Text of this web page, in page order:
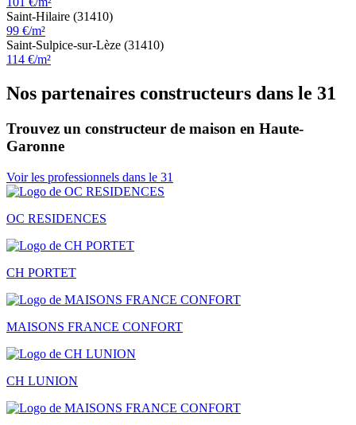
Saint-Hilaire (31410)
99 €/m²
Saint-Sulpice-sur-Lèze (31410)
114 €/m²
Nos partenaires constructeurs dans le 31
Trouvez un constructeur de maison en Haute-
Garonne
Voir les professionnels dans le 31
OC RESIDENCES
CH PORTET
MAISONS FRANCE CONFORT
CH LUNION